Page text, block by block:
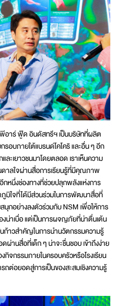
พีอาร์ ฟู๊ด อินดัสทรีฯ เป็นบริษัทที่ผลิต
อบภายใต้แบรนด์โคโคริ และอื่น ๆ อีก
ละเยาวชนมาโดยตลอด เราเห็นความ
าลใจผ่านสื่อการเรียนรู้ที่มีคุณภาพ
กหนึ่งช่องทางที่ช่วยปลุกพลังแห่งการ
าภูมิใจที่ได้มีส่วนร่วมในการพัฒนาสื่อที่
กอย่างลงตัวร่วมกับ NSM เพื่อให้การ
งน่าเบื่อ แต่เป็นการผจญภัยที่น่าตื่นเต้น
ก้าวสำคัญในการนำนวัตกรรมความรู้
ผ่านสื่อที่เด็ก ๆ น่าจะชื่นชอบ เข้าถึงง่าย
กิจกรรมภายในครอบครัวหรือโรงเรียน
ถต่อยอดสู่การเป็นของสะสมเชิงความรู้